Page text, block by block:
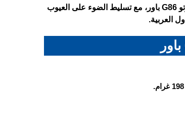
تعرف على المواصفات الكاملة لهاتف Motorola Moto G86 Power – موتورولا موتو G86 باور، مع تسليط الضوء على العيوب
العربية.